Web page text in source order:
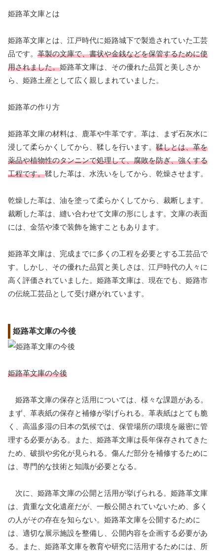
姫路革文庫とは
姫路革文庫とは、江戸時代に姫路城下で製造されていた工芸
品です。 革製の文庫で、書状や金銭などを保管するために使
用されました。姫路革文庫は、その優れた品質と美しさか
ら、姫路土産として広く親しまれていました。
姫路革の作り方
姫路革文庫の材料は、鹿革や牛革です。革は、まず石灰水に
浸して柔らかくしてから、鞣しを行います。 鞣しとは、革を
薬品や植物性のタンニンで処理して、腐敗を防ぎ、強くする
工程です。鞣した革は、水洗いをしてから、乾燥させます。
乾燥した革は、油を塗って柔らかくしてから、裁断します。
裁断した革は、縫い合わせて文庫の形にします。文庫の表面
には、金箔や漆で装飾を施すこともあります。
姫路革文庫は、完成までに多くの工程を必要とする工芸品で
す。しかし、その優れた品質と美しさは、江戸時代の人々に
高く評価されていました。姫路革文庫は、現在でも、姫路市
の伝統工芸品として受け継がれています。
姫路革文庫の今後
姫路革文庫の今後
姫路革文庫の保存と活用については、様々な課題がある。
まず、革表紙の保存と補修が挙げられる。革表紙はとても脆
く、高温多湿の日本の気候では、保管場所の環境を厳密に管
理する必要がある。また、姫路革文庫は長年保存されてきた
ため、破損や劣化が見られる。傷んだ部分を補修するために
は、専門的な技術と知識が必要となる。
次に、姫路革文庫の公開と活用が挙げられる。姫路革文庫
は、貴重な文化遺産だが、一般公開されていないため、多く
の人がその存在を知らない。姫路革文庫を公開するために
は、適切な展示施設を整備し、公開内容を企画する必要があ
る。また、姫路革文庫を教育や研究に活用するためには、所